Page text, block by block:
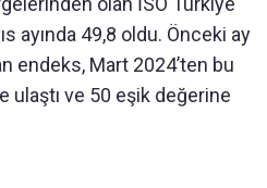
ayında 49,8 oldu. Önceki ay
endeks, Mart 2024’ten bu
ulaştı ve 50 eşik değerine